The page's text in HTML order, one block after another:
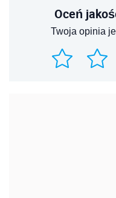
Oceń
Twoja opinia